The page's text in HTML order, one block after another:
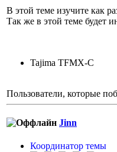
В этой теме изучите как
Так же в этой теме будет
Tajima TFMX-C
Пользователи, которые
Jinn
Координатор темы